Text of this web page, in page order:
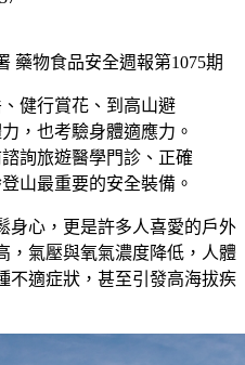
藥物食品安全週報第1075期
健行賞花、到高山避
，也考驗身體適應力。
詢旅遊醫學門診、正確
山最重要的安全裝備。
身心，更是許多人喜愛的戶外
，氣壓與氧氣濃度降低，人體
不適症狀，甚至引發高海拔疾